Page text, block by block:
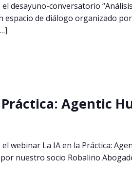
desayuno-conversatorio
espacio de diálogo organizado
Agentic
webinar La IA en la Práctica:
nuestro socio Robalino